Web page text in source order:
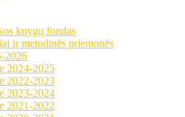
knygų fondas
ir metodinės priemonės
2026
2024-2025
2022-2023
2023-2024
2021-2022